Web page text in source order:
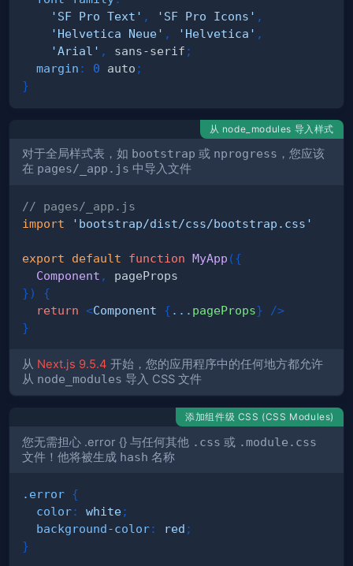
'SF Pro Text' , 'SF Pro Icons' ,
'Helvetica Neue' , 'Helvetica' ,
'Arial' , sans-serif ;
margin : 0 auto ;
}
从 node_modules 导入样式
对于全局样式表，如 bootstrap 或 nprogress ，您应该
在 pages/_app.js 中导入文件
// pages/_app.js
import
'bootstrap/dist/css/bootstrap.css'
export default function MyApp ({
Component ,
})
{
return <Component { ... pageProps}
/>
}
从 Next.js 9.5.4 开始，您的应用程序中的任何地方都允许
从 node_modules 导入 CSS 文件
添加组件级 CSS (CSS Modules)
您无需担心 .error {} 与任何其他 .css 或 .module.css
文件！他将被生成 hash 名称
.error {
color: white;
background-color: red ;
}